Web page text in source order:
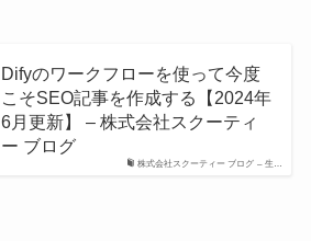
株式会社スクーティー ブログ – 生…
Difyのワークフローを使って今度
こそSEO記事を作成する【2024年
6月更新】 – 株式会社スクーティ
ー ブログ